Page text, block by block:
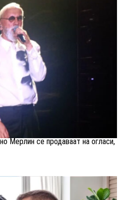
Мерлин се продаваат на огласи,